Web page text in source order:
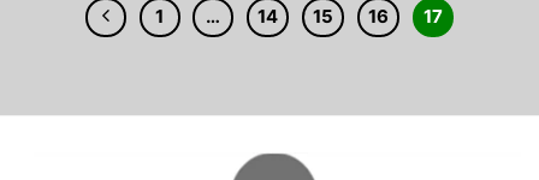
1 … 14 15 16 17